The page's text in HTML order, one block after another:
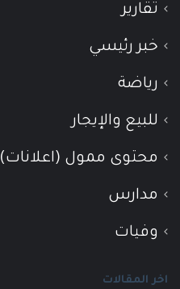
تقارير
خبر رئيسي
رياضة
للبيع والإيجار
محتوى ممول (اعلانات)
مدارس
وفيات
اخر المقالات